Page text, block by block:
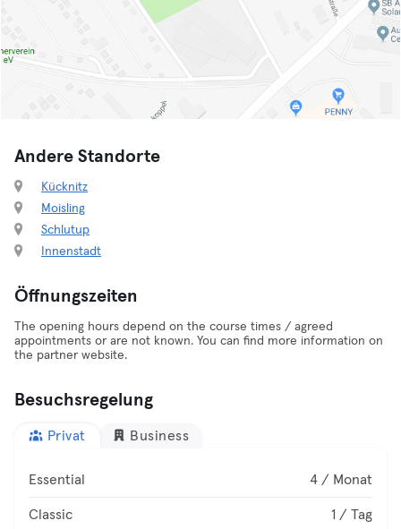
Andere Standorte
Kücknitz
Moisling
Schlutup
Innenstadt
Öffnungszeiten
The opening hours depend on the course times / agreed
appointments or are not known. You can find more information on
the partner website.
Besuchsregelung
Privat Business
Essential 4 / Monat
Classic 1 / Tag